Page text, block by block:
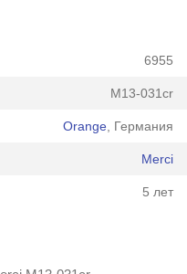
6955
M13-031cr
Orange , Германия
Merci
5 лет